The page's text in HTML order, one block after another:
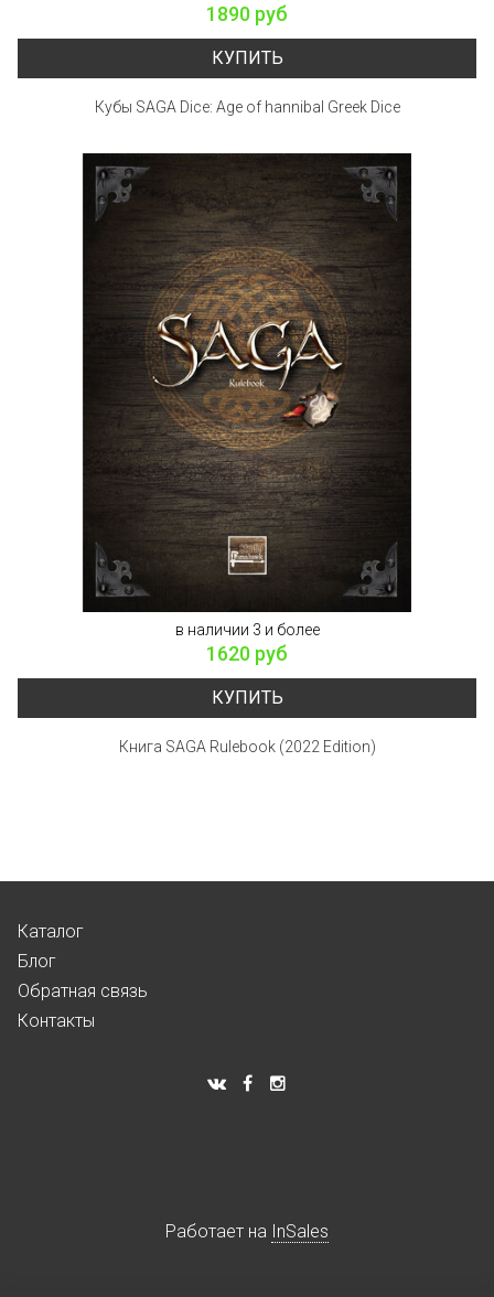
1890 руб
КУПИТЬ
Кубы SAGA Dice: Age of hannibal Greek Dice
в наличии 3 и более
1620 руб
КУПИТЬ
Книга SAGA Rulebook (2022 Edition)
Каталог
Блог
Обратная связь
Контакты
Работает на InSales